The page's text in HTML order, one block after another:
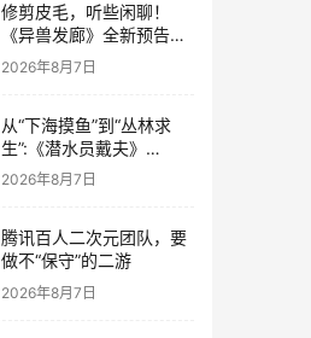
修剪皮毛，听些闲聊！
《异兽发廊》全新预告与
Steam免费试玩公开
2026年8月7日
从“下海摸鱼”到“丛林求
生”:《潜水员戴夫》
DLC《丛林》移动端定档
2026年8月7日
腾讯百人二次元团队，要
做不“保守”的二游
2026年8月7日